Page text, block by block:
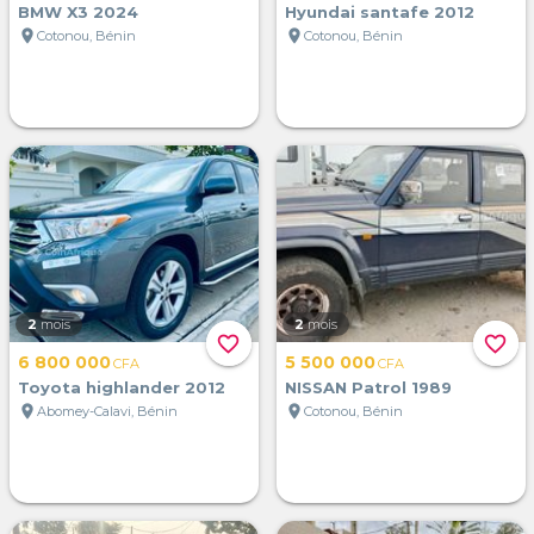
BMW X3 2024
location_on Cotonou, Bénin
Hyundai santafe 2012
location_on Cotonou, Bénin
favorite_border
2 mois
6 800 000CFA
Toyota highlander 2012
location_on Abomey-Calavi, Bénin
favorite_border
2 mois
5 500 000CFA
NISSAN Patrol 1989
location_on Cotonou, Bénin